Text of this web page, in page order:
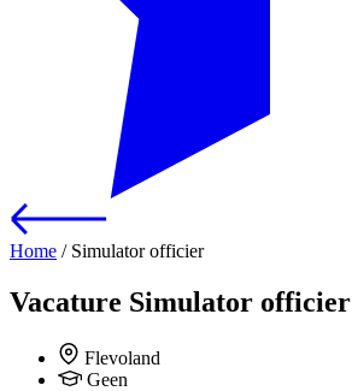
Home / Simulator officier
Vacature Simulator officier
Flevoland
Geen